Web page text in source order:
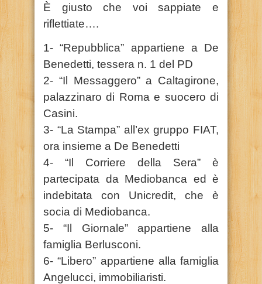
È giusto che voi sappiate e
riflettiate….
1- “Repubblica” appartiene a De
Benedetti, tessera n. 1 del PD
2- “Il Messaggero” a Caltagirone,
palazzinaro di Roma e suocero di
Casini.
3- “La Stampa” all’ex gruppo FIAT,
ora insieme a De Benedetti
4- “Il Corriere della Sera” è
partecipata da Mediobanca ed è
indebitata con Unicredit, che è
socia di Mediobanca.
5- “Il Giornale” appartiene alla
famiglia Berlusconi.
6- “Libero” appartiene alla famiglia
Angelucci, immobiliaristi.